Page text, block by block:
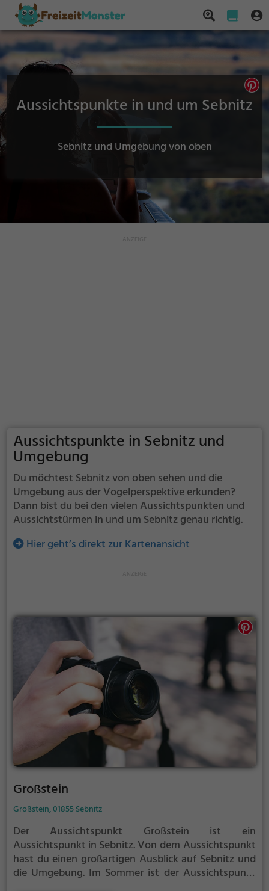
Aussichtspunkte in und um Sebnitz
Sebnitz und Umgebung von oben
Aussichtspunkte in Sebnitz und
Umgebung
Du möchtest Sebnitz von oben sehen und die
Umgebung aus der Vogelperspektive erkunden?
Dann bist du bei den vielen Aussichtspunkten und
Aussichtstürmen in und um Sebnitz genau richtig.
Hier geht’s direkt zur Kartenansicht
Großstein
Großstein, 01855 Sebnitz
Der Aussichtspunkt Großstein ist ein
Aussichtspunkt in Sebnitz.Von dem Aussichtspunkt
hast du einen großartigen Ausblick auf Sebnitz und
die Umgebung. Im Sommer ist der Aussichtspunkt